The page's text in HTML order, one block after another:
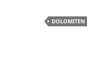
DOLOMITEN